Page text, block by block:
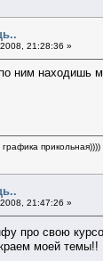
21:28:36 »
ним находишь
прикольная))))
21:47:26 »
про свою
моей темы!!